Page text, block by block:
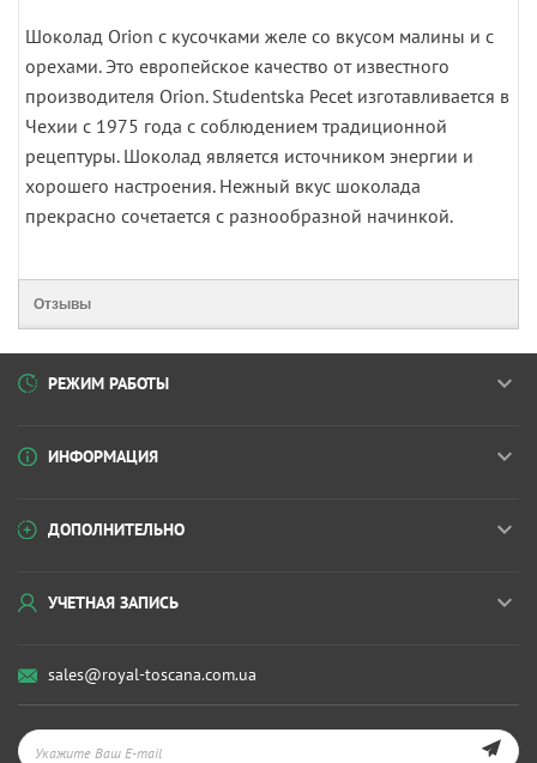
Шоколад Orion с кусочками желе со вкусом малины и с
орехами. Это европейское качество от известного
производителя Orion. Studentska Pecet изготавливается в
Чехии с 1975 года с соблюдением традиционной
рецептуры. Шоколад является источником энергии и
хорошего настроения. Нежный вкус шоколада
прекрасно сочетается с разнообразной начинкой.
Отзывы
РЕЖИМ РАБОТЫ
ИНФОРМАЦИЯ
ДОПОЛНИТЕЛЬНО
УЧЕТНАЯ ЗАПИСЬ
sales@royal-toscana.com.ua